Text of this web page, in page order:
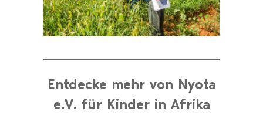
Entdecke mehr von Nyota
e.V. für Kinder in Afrika